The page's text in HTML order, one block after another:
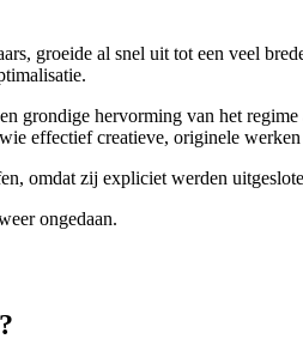
groeide al snel uit tot een veel
grondige hervorming van het
effectief creatieve, originele
omdat zij expliciet werden
ongedaan.